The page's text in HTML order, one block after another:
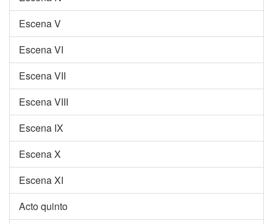
Escena V
Escena VI
Escena VII
Escena VIII
Escena IX
Escena X
Escena XI
Acto quinto